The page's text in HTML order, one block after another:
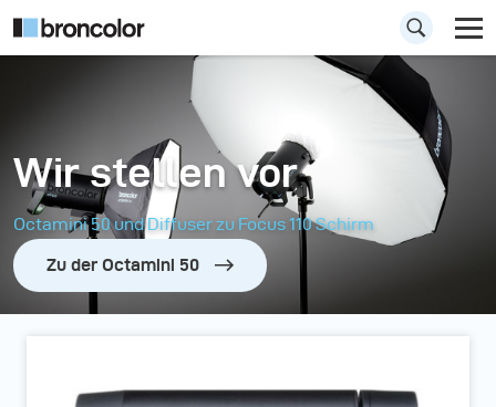
Wir stellen vor
Octamini 50 und Diffuser zu Focus 110 Schirm
Zu der Octamini 50